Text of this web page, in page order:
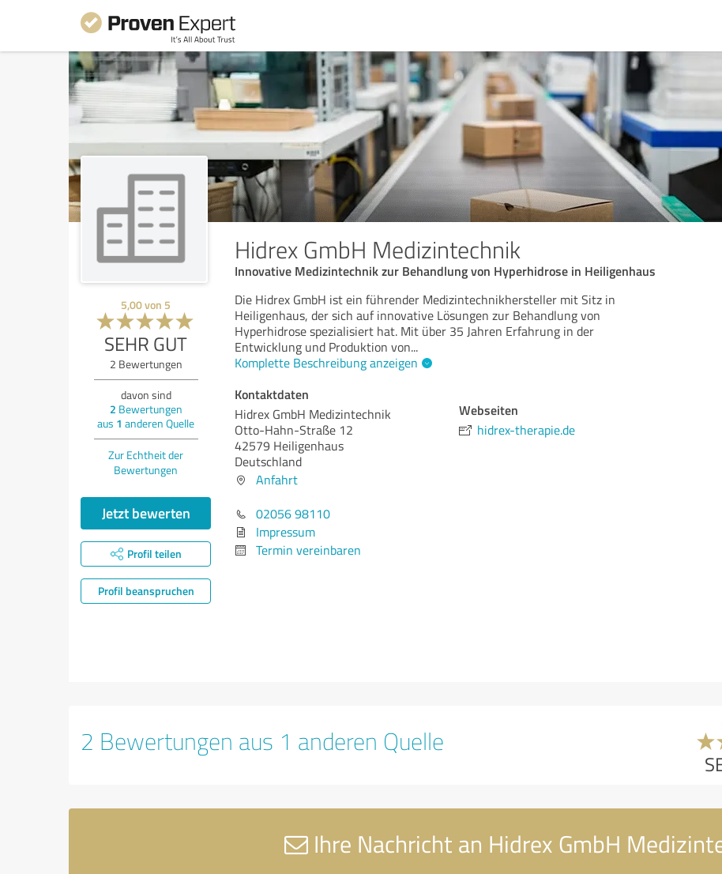
Hidrex GmbH Medizintechnik
Innovative Medizintechnik zur Behandlung von Hyperhidrose in Heiligenhaus
5,00von 5
SEHR GUT
2 Bewertungen
davon sind
2 Bewertungen
aus 1 anderen Quelle
Zur Echtheit der
Bewertungen
Jetzt bewerten
Profil teilen
Profil beanspruchen
Die Hidrex GmbH ist ein führender Medizintechnikhersteller mit Sitz in
Heiligenhaus, der sich auf innovative Lösungen zur Behandlung von
Hyperhidrose spezialisiert hat. Mit über 35 Jahren Erfahrung in der
Entwicklung und Produktion von...
Komplette Beschreibung anzeigen
Kontaktdaten
Hidrex GmbH Medizintechnik
Otto-Hahn-Straße 12
42579 Heiligenhaus
Deutschland
Anfahrt
02056 98110
Impressum
Termin vereinbaren
Webseiten
hidrex-therapie.de
2 Bewertungen aus 1 anderen Quelle
Ihre Nachricht an Hidrex GmbH